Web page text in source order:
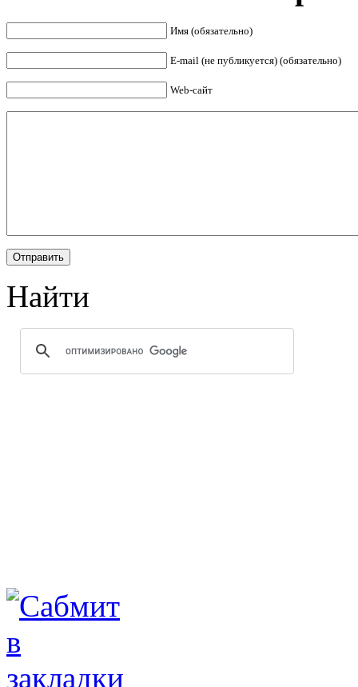
Имя (обязательно)
E-mail (не публикуется) (обязательно)
Web-сайт
Найти